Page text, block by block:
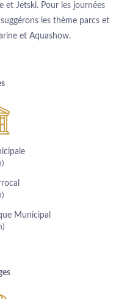
et Jetski. Pour les journées
les thème parcs et
et Aquashow.
Municipal